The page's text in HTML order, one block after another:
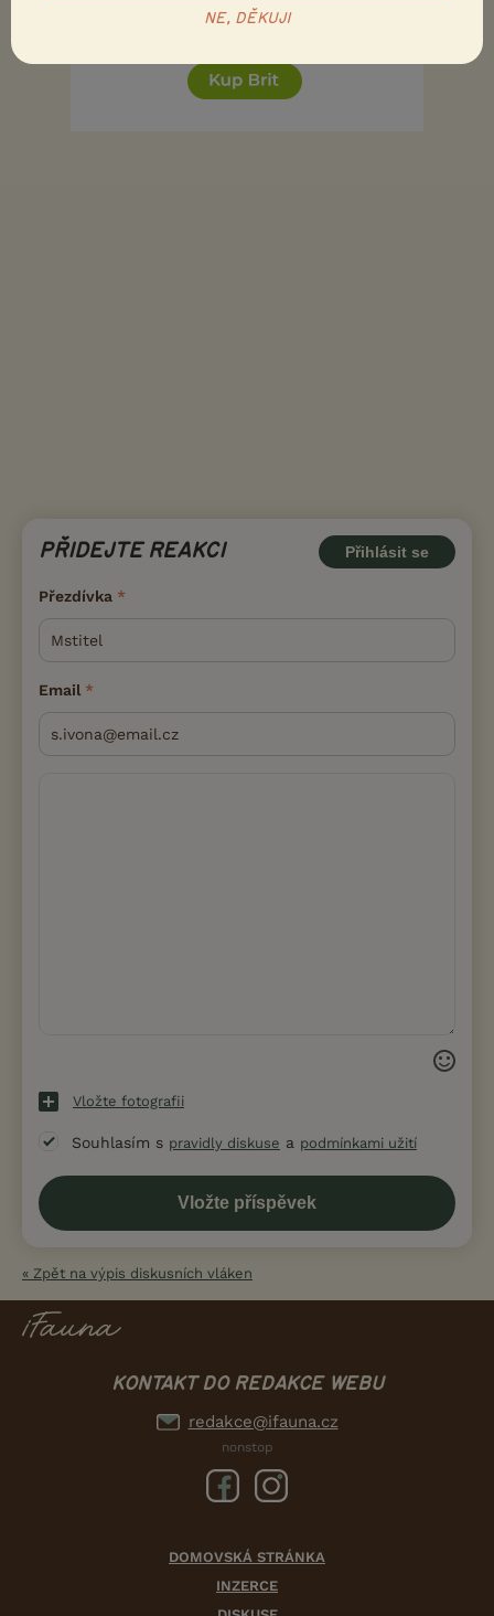
PŘIDEJTE REAKCI Přihlásit se
Přezdívka
Email
Vložte fotografii
Souhlasím s pravidly diskuse a podmínkami užití
« Zpět na výpis diskusních vláken
KONTAKT DO REDAKCE WEBU
redakce@ifauna.cz
nonstop
DOMOVSKÁ STRÁNKA
INZERCE
NE, DĚKUJI